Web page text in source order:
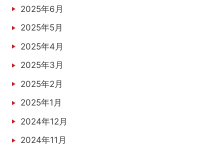
2025年6月
2025年5月
2025年4月
2025年3月
2025年2月
2025年1月
2024年12月
2024年11月